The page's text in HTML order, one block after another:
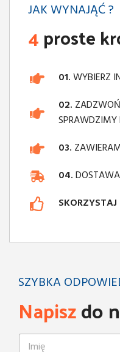
JAK WYNAJĄĆ ?
4proste
01.WYBIERZ
02.
SPRAWDZIMY
03.
04.
SZYBKA
Napiszdo